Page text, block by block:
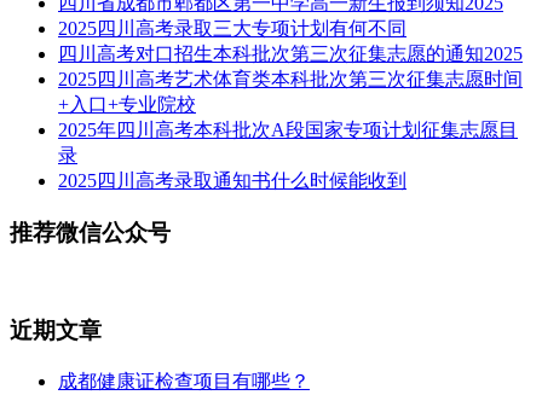
2025四川高考录取三大专项计划有何不同
四川高考对口招生本科批次第三次征集志愿的通知2025
2025四川高考艺术体育类本科批次第三次征集志愿时间
+入口+专业院校
2025年四川高考本科批次A段国家专项计划征集志愿目
录
2025四川高考录取通知书什么时候能收到
推荐微信公众号
近期文章
成都健康证检查项目有哪些？